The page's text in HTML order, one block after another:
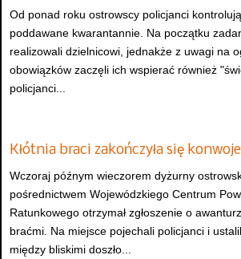
Od ponad roku ostrowscy policjanci
poddawane kwarantannie. Na początku
realizowali dzielnicowi, jednakże z uwagi na
obowiązków zaczęli ich wspierać również
policjanci...
Kłótnia braci zakończyła się
Wczoraj późnym wieczorem dyżurny
pośrednictwem Wojewódzkiego Centrum
Ratunkowego otrzymał zgłoszenie o
braćmi. Na miejsce pojechali policjanci i
między bliskimi doszło...